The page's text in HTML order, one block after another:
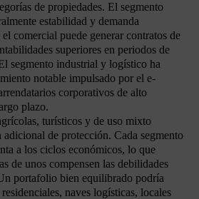
de propiedades. El segmento
estabilidad y demanda
comercial puede generar contratos de
superiores en periodos de
segmento industrial y logístico ha
notable impulsado por el e-
corporativos de alto
plazo.
turísticos y de uso mixto
adicional de protección. Cada segmento
a los ciclos económicos, lo que
de unos compensen las debilidades
portafolio bien equilibrado podría
naves logísticas, locales